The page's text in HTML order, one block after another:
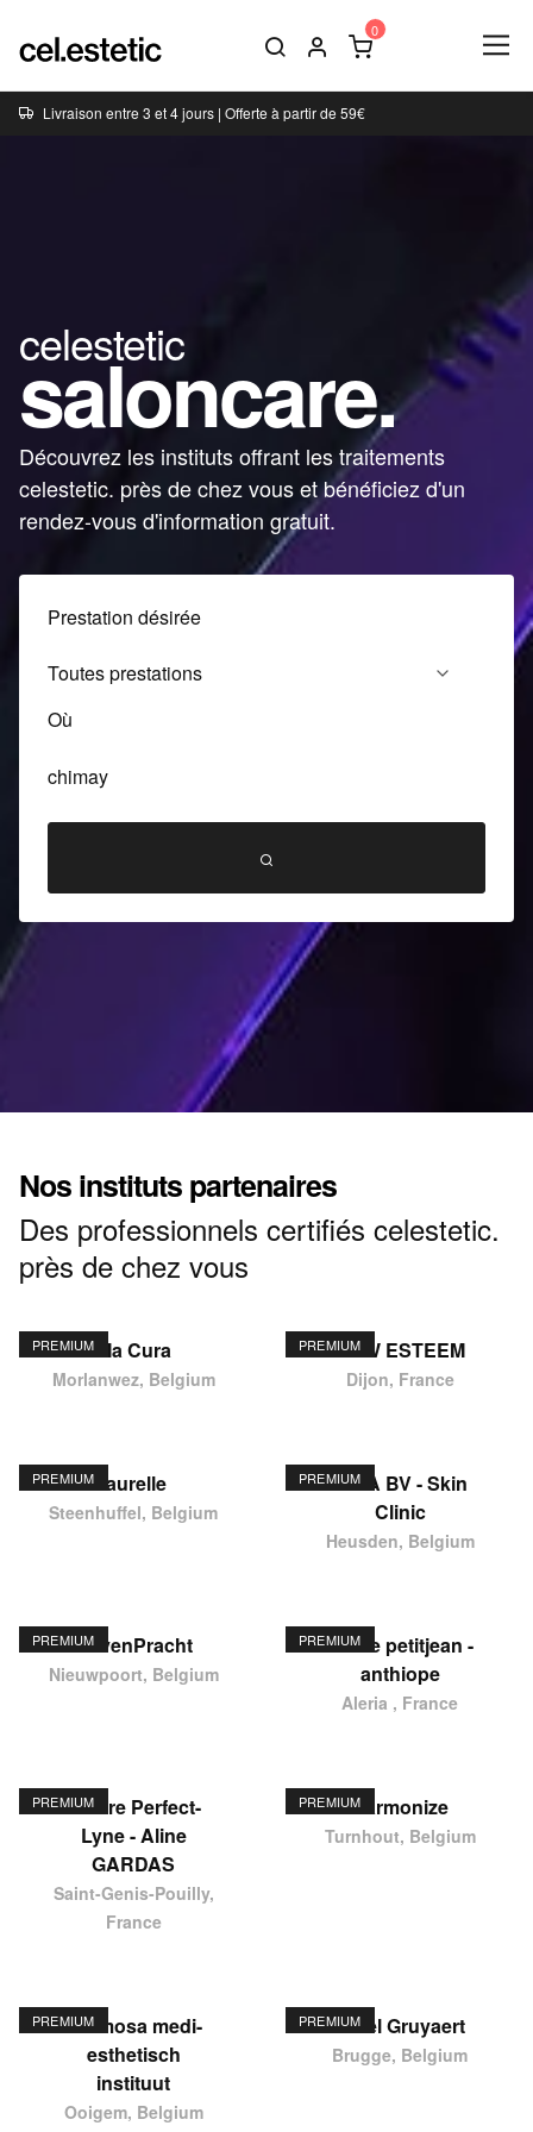
Livraison entre 3 et 4 jours | Offerte à partir de 59€
celestetic
saloncare.
Découvrez les instituts offrant les traitements
celestetic. près de chez vous et bénéficiez d'un
rendez-vous d'information gratuit.
Prestation désirée
Où
Nos instituts partenaires
Des professionnels certifiés celestetic.
près de chez vous
PREMIUM Ma Cura
Morlanwez, Belgium
PREMIUMNEW ESTEEM
Dijon, France
PREMIUM laurelle
Steenhuffel, Belgium
PREMIUMKIMA BV - Skin
Clinic
Heusden, Belgium
PREMIUMHavenPracht
Nieuwpoort, Belgium
PREMIUM
elodie petitjean -
anthiope
Aleria , France
PREMIUMCentre Perfect-
Lyne - Aline
GARDAS
Saint-Genis-Pouilly,
France
PREMIUMHarmonize
Turnhout, Belgium
PREMIUMHermosa medi-
esthetisch
instituut
Ooigem, Belgium
PREMIUMKarel Gruyaert
Brugge, Belgium